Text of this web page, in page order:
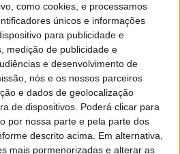
como cookies, e processamos
únicos e informações
para publicidade e
medição de publicidade e
e desenvolvimento de
nós e os nossos parceiros
e dados de geolocalização
de dispositivos. Poderá clicar para
por nossa parte e pela parte dos
descrito acima. Em alternativa,
mais pormenorizadas e alterar as
pelo respeito que nos é
quando sente que
ver bem – por dentro e
quando a outra pessoa
quando ela quer
incondicionalmente,